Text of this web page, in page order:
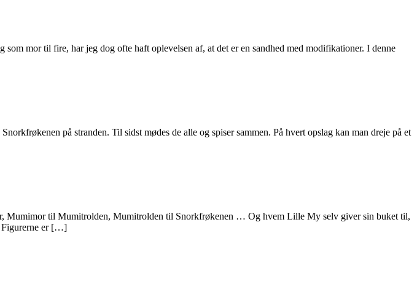
mor til fire, har jeg dog ofte haft oplevelsen af, at det er en sandhed med modifikationer. I denne
på stranden. Til sidst mødes de alle og spiser sammen. På hvert opslag kan man dreje på et
Mumimor til Mumitrolden, Mumitrolden til Snorkfrøkenen … Og hvem Lille My selv giver sin buket til,
Figurerne er […]